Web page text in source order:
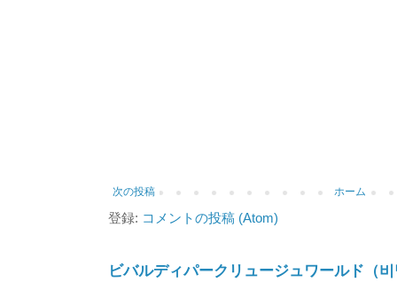
次の投稿 ホーム
登録: コメントの投稿 (Atom)
ビバルディパークリュージュワールド（